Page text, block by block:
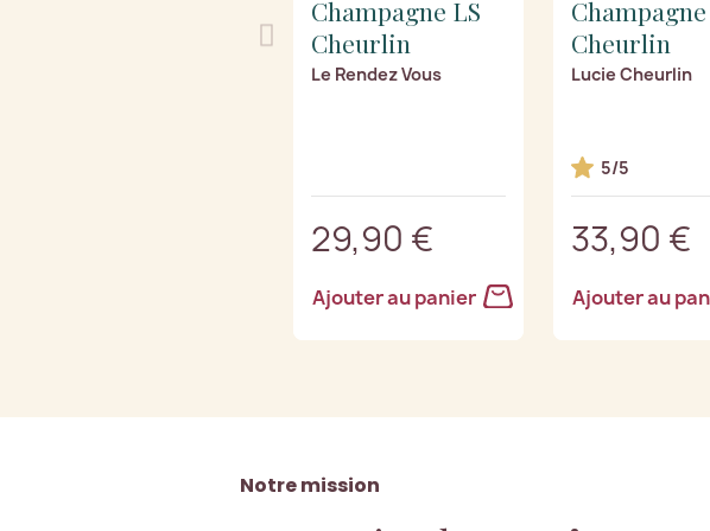
Champagne LS
Cheurlin
Le Rendez Vous
29,90 €
Ajouter au panier
Champagne
Cheurlin
Lucie Cheurlin
5/5
33,90 €
Ajouter au
Notre mission